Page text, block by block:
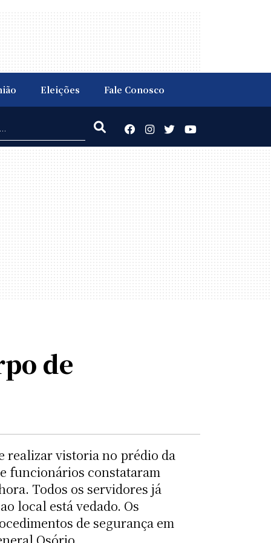
Eleições Fale Conosco
de
realizar vistoria no prédio da
funcionários constataram
Todos os servidores já
local está vedado. Os
de segurança em